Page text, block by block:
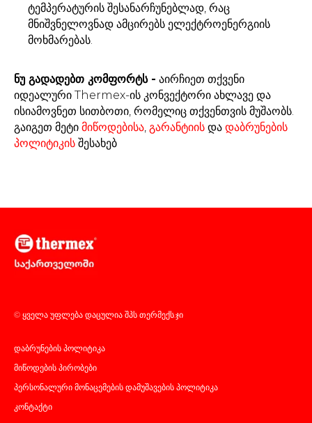
ტემპერატურის შესანარჩუნებლად, რაც
მნიშვნელოვნად ამცირებს ელექტროენერგიის
მოხმარებას.
ნუ გადადებთ კომფორტს - აირჩიეთ თქვენი
იდეალური Thermex-ის კონვექტორი ახლავე და
ისიამოვნეთ სითბოთი, რომელიც თქვენთვის მუშაობს.
გაიგეთ მეტი მიწოდებისა, გარანტიის და დაბრუნების
პოლიტიკის შესახებ
© ყველა უფლება დაცულია შპს თერმექს.ჯი
დაბრუნების პოლიტიკა
მიწოდების პირობები
პერსონალური მონაცემების დამუშავების პოლიტიკა
კონტაქტი